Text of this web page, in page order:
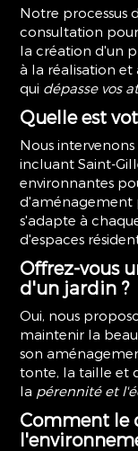
Notre processus
consultation pour
la création d'un
à la réalisation
qui dépasse vos
Quelle est
Nous
incluant Saint-
environnantes
d'aménagement
s'adapte à
d'espaces
Offrez-vous
d'un jardin ?
Oui, nous
maintenir la
son
tonte, la taille et
la pérennité et
Comment le